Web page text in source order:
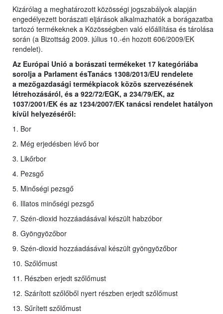
Kizárólag a meghatározott közösségi jogszabályok alapján
engedélyezett borászati eljárások alkalmazhatók a borágazatba
tartozó termékeknek a Közösségben való előállítása és tárolása
során (a Bizottság 2009. július 10.-én hozott 606/2009/EK
rendelet).
Az Európai Unió a borászati termékeket 17 kategóriába
sorolja a Parlament ésTanács 1308/2013/EU rendelete
a mezőgazdasági termékpiacok közös szervezésének
létrehozásáról, és a 922/72/EGK, a 234/79/EK, az
1037/2001/EK és az 1234/2007/EK tanácsi rendelet hatályon
kívül helyezéséről:
1. Bor
2. Még erjedésben lévő bor
3. Likőrbor
4. Pezsgő
5. Minőségi pezsgő
6. Illatos minőségi pezsgő
7. Szén-dioxid hozzáadásával készült habzóbor
8. Gyöngyözőbor
9. Szén-dioxid hozzáadásával készült gyöngyözőbor
10. Szőlőmust
11. Részben erjedt szőlőmust
12. Szárított szőlőből nyert részben erjedt szőlőmust
13. Sűrített szőlőmust